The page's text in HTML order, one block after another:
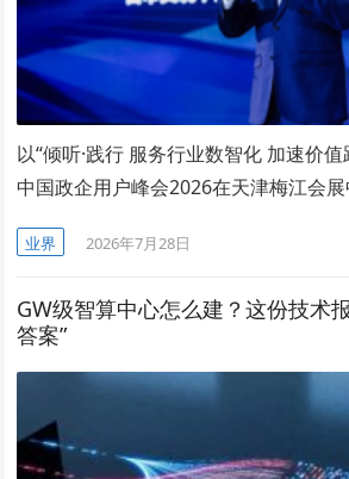
以“倾听·践行 服务行业数智化 加速价
中国政企用户峰会2026在天津梅江会展
业界 2026年7月28日
GW级智算中心怎么建？这份技术
答案”